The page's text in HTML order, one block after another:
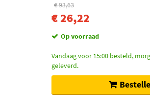
€ 93,63
€ 26,22
Op voorraad
Vandaag voor 15:00 besteld,
geleverd.